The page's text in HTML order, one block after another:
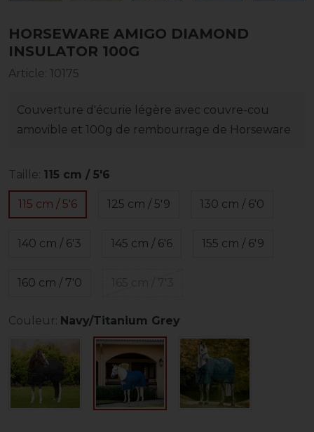
HORSEWARE AMIGO DIAMOND
INSULATOR 100G
Article: 10175
Couverture d'écurie légère avec couvre-cou
amovible et 100g de rembourrage de Horseware
Taille: 115 cm / 5'6
115 cm / 5'6 125 cm / 5'9 130 cm / 6'0
140 cm / 6'3 145 cm / 6'6 155 cm / 6'9
160 cm / 7'0
Couleur: Navy/Titanium Grey